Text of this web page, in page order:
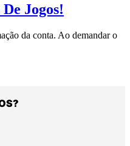
Jogos!
da conta. Ao demandar o